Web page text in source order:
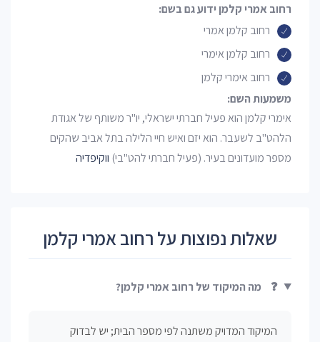
רחוב אמרי קלמן ידוע גם בשם:
רחוב קלמן אמרי
רחוב קלמן אימרי
רחוב אימרי קלמן
משמעות השם:
אימרי קלמן הוא פעיל חברתי ישראלי, יו"ר משותף של אגודת
הלהט"ב לשעבר. הוא יזם ואיש חיי הלילה בתל אביב שהקים
מספר מועדונים בעיר. (פעיל חברתי להט"בי) ווקיפדיה
שאלות נפוצות על רחוב אמרי קלמן
❓ מה המיקוד של רחוב אמרי קלמן?
המיקוד המדויק משתנה לפי מספר הבית; יש לבדוק